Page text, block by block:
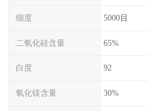
细度 5000目
二氧化硅含量 65%
白度 92
氧化镁含量 30%